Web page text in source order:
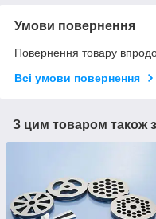
Умови повернення
Повернення товару
Всі умови повернення
З цим товаром також